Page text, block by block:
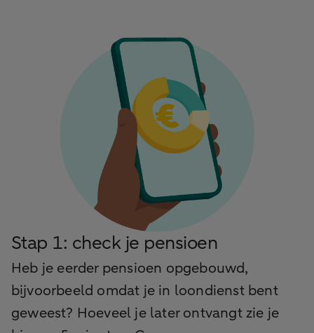
Stap 1: check je pensioen
Heb je eerder pensioen opgebouwd,
bijvoorbeeld omdat je in loondienst bent
geweest? Hoeveel je later ontvangt zie je